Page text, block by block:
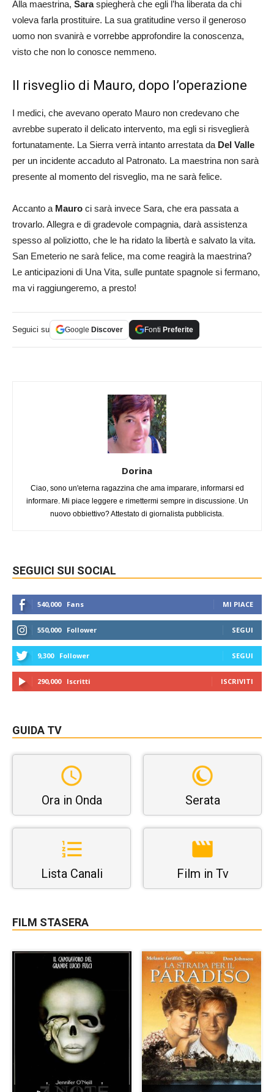
Alla maestrina, Saraspiegherà che egli l’ha liberata da chi
voleva farla prostituire. La sua gratitudine verso il generoso
uomo non svanirà e vorrebbe approfondire la conoscenza,
visto che non lo conosce nemmeno.
Il risveglio di Mauro, dopo l’operazione
I medici, che avevano operato Mauro non credevano che
avrebbe superato il delicato intervento, ma egli si risveglierà
fortunatamente. La Sierra verrà intanto arrestata da Del Valle
per un incidente accaduto al Patronato. La maestrina non sarà
presente al momento del risveglio, ma ne sarà felice.
Accanto a Mauro ci sarà invece Sara, che era passata a
trovarlo. Allegra e di gradevole compagnia, darà assistenza
spesso al poliziotto, che le ha ridato la libertà e salvato la vita.
San Emeterio ne sarà felice, ma come reagirà la maestrina?
Le anticipazioni di Una Vita, sulle puntate spagnole si fermano,
ma vi raggiungeremo, a presto!
Seguici su Google Discover Fonti Preferite
Dorina
Ciao, sono un'eterna ragazzina che ama imparare, informarsi ed
informare. Mi piace leggere e rimettermi sempre in discussione. Un
nuovo obbiettivo? Attestato di giornalista pubblicista.
SEGUICI SUI SOCIAL
540,000 Fans MI PIACE
550,000 Follower SEGUI
9,300 Follower SEGUI
290,000 Iscritti ISCRIVITI
GUIDA TV
Ora in Onda Serata
Lista Canali Film in Tv
FILM STASERA